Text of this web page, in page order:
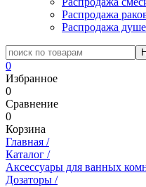
Распродажа
Распродажа
0
Избранное
0
Сравнение
0
Корзина
Главная /
Каталог /
Аксессуары для ванных
Дозаторы /